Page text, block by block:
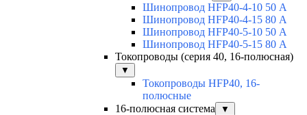
Шинопровод HFP40-4-10 50 А
Шинопровод HFP40-4-15 80 А
Шинопровод HFP40-5-10 50 А
Шинопровод HFP40-5-15 80 А
Токопроводы (серия 40, 16-полюсная)
▼
Токопроводы HFP40, 16-
полюсные
16-полюсная система
▼